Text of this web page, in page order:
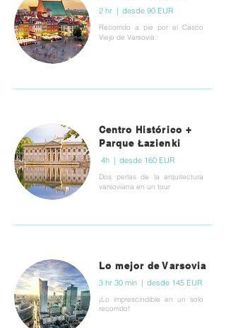
2 hr | desde 90 EUR
Recorrido a pie por el Casco
Viejo de Varsovia.
Centro Histórico +
Parque Łazienki
4h | desde 160 EUR
Dos perlas de la arquitectura
varsoviana en un tour
Lo mejor de Varsovia
3 hr 30 min | desde 145 EUR
¡Lo imprescindible en un solo
recorrido!